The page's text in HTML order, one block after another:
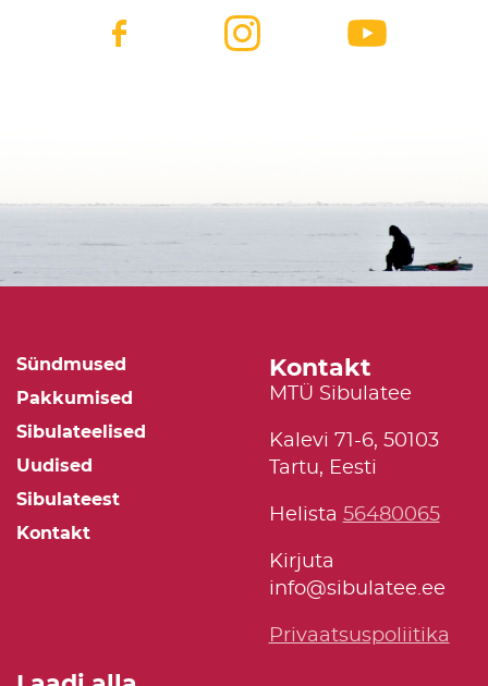
Sündmused
Pakkumised
Sibulateelised
Uudised
Sibulateest
Kontakt
Kontakt
MTÜ Sibulatee
Kalevi 71-6, 50103
Tartu, Eesti
Helista 56480065
Kirjuta
info@sibulatee.ee
Privaatsuspoliitika